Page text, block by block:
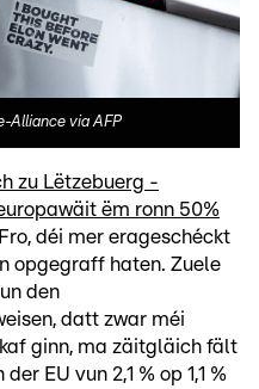
Alliance via AFP
zu Lëtzebuerg -
ëm ronn 50%
déi mer erageschéckt
opgegraff haten. Zuele
den
datt zwar méi
ginn, ma zäitgläich fält
EU vun 2,1 % op 1,1 %